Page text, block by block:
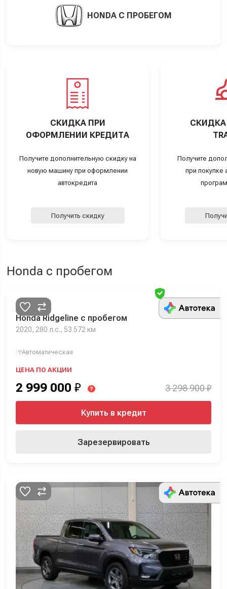
HONDA С ПРОБЕГОМ
СКИДКА ПРИ
ОФОРМЛЕНИИ КРЕДИТА
Получите дополнительную скидку на
новую машину при оформлении
автокредита
Получить скидку
СКИДКА
Получите
при покупке
Honda с пробегом
Honda Ridgeline с пробегом
2020, 280 л.с., 53 572 км
Автоматическая
ЦЕНА ПО АКЦИИ
2 999 000 ₽ ? 3 298 900 ₽
Купить в кредит
Зарезервировать